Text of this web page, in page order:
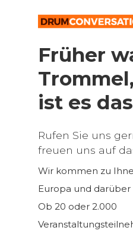
­Früher
ist es
Rufen Sie uns
freuen uns auf
Wir kommen zu
Europa und darüber
Ob 20 oder 2.000